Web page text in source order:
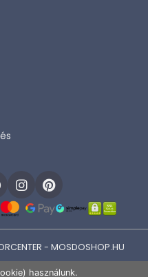
- MOSDOSHOP.HU
használunk.